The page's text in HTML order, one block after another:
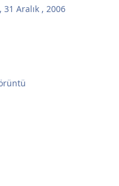
,31 Aralık , 2006